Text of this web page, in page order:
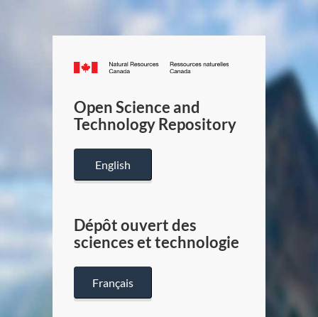
Canada.ca
/
Canada
Open Science and
Technology Repository
English
Dépôt ouvert des
sciences et technologie
Français